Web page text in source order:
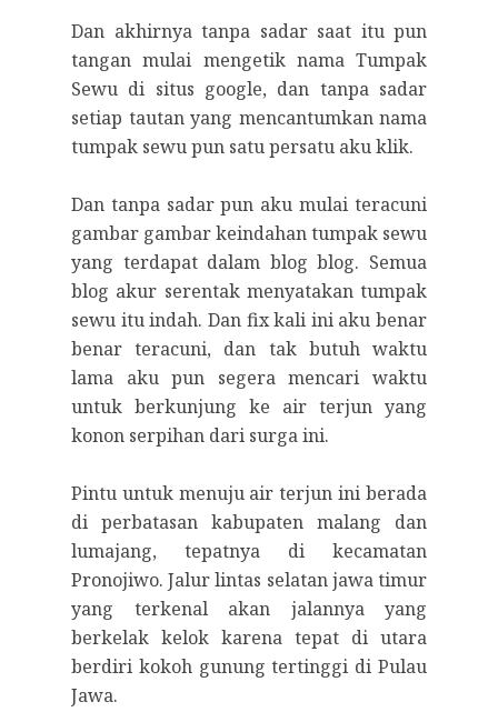
Dan akhirnya tanpa sadar saat itu pun
tangan mulai mengetik nama Tumpak
Sewu di situs google, dan tanpa sadar
setiap tautan yang mencantumkan nama
tumpak sewu pun satu persatu aku klik.
Dan tanpa sadar pun aku mulai teracuni
gambar gambar keindahan tumpak sewu
yang terdapat dalam blog blog. Semua
blog akur serentak menyatakan tumpak
sewu itu indah. Dan fix kali ini aku benar
benar teracuni, dan tak butuh waktu
lama aku pun segera mencari waktu
untuk berkunjung ke air terjun yang
konon serpihan dari surga ini.
Pintu untuk menuju air terjun ini berada
di perbatasan kabupaten malang dan
lumajang, tepatnya di kecamatan
Pronojiwo. Jalur lintas selatan jawa timur
yang terkenal akan jalannya yang
berkelak kelok karena tepat di utara
berdiri kokoh gunung tertinggi di Pulau
Jawa.